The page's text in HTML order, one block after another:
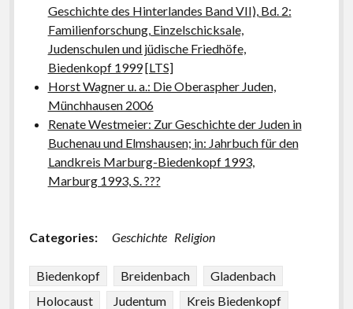
Geschichte des Hinterlandes Band VII), Bd. 2:
Familienforschung, Einzelschicksale,
Judenschulen und jüdische Friedhöfe,
Biedenkopf 1999[LTS]
Horst Wagner u. a.: Die Oberaspher Juden,
Münchhausen 2006
Renate Westmeier: Zur Geschichte der Juden in
Buchenau und Elmshausen; in: Jahrbuch für den
Landkreis Marburg-Biedenkopf 1993,
Marburg 1993, S. ???
Categories: Geschichte Religion
Biedenkopf Breidenbach
Gladenbach
Holocaust
Judentum
Kreis Biedenkopf